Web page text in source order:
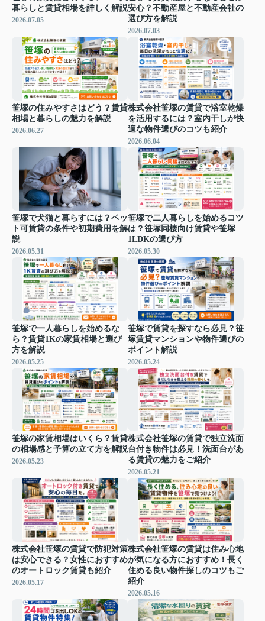
暮らしと賃貸相場を詳しく解説
2026.07.05
安心？不動産屋と不動産会社の
選び方を解説
2026.07.03
笹塚の住みやすさはどう？賃貸
相場と暮らしの魅力を解説
2026.06.27
株式会社笹塚の賃貸で浴室乾燥
を活用するには？室内干しが快
適な物件選びのコツも紹介
2026.06.04
笹塚で犬猫と暮らすには？ペッ
ト可賃貸の条件や初期費用を解
説
2026.05.31
笹塚で二人暮らしを始めるコツ
は？笹塚同棲向け賃貸や笹塚
1LDKの選び方
2026.05.30
笹塚で一人暮らしを始めるな
ら？賃貸1Kの家賃相場と選び
方を解説
2026.05.25
笹塚で賃貸を探すなら必見？笹
塚賃貸マンションや物件選びの
ポイント解説
2026.05.24
笹塚の家賃相場はいくら？賃貸
の相場感と予算の立て方を解説
2026.05.23
株式会社笹塚の賃貸で独立洗面
台付き物件は必見！洗面台があ
る賃貸の魅力をご紹介
2026.05.21
株式会社笹塚の賃貸で防犯対策
は安心できる？女性におすすめ
のオートロック賃貸も紹介
2026.05.17
株式会社笹塚の賃貸は住み心地
が気になる方におすすめ！長く
住める良い物件探しのコツもご
紹介
2026.05.16